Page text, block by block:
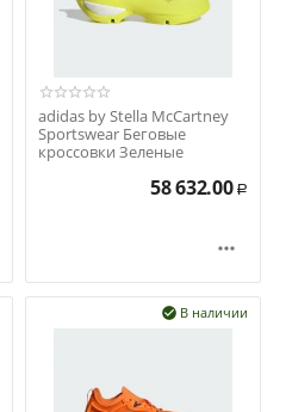
adidas by Stella McCartney
Sportswear Беговые
кроссовки Зеленые
58 632.00 Р

В наличии
